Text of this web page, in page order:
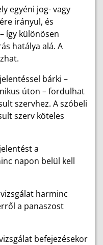
egyéni jog- vagy
irányul, és
így különösen
hatálya alá. A
bárki –
úton – fordulhat
szervhez. A szóbeli
szerv köteles
a
napon belül kell
harminc
a panaszost
befejezésekor